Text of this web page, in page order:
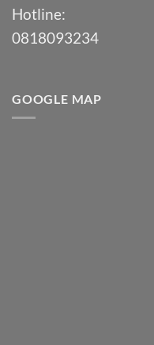
Hotline:
0818093234
GOOGLE MAP